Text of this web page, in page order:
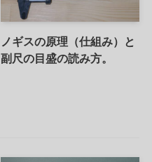
ノギスの原理（仕組み）と
副尺の目盛の読み方。